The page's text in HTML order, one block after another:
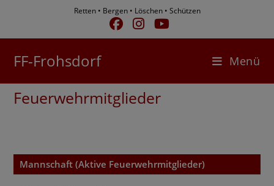
Retten • Bergen • Löschen • Schützen
FF-Frohsdorf Menü
Feuerwehrmitglieder
Mannschaft (Aktive Feuerwehrmitglieder)